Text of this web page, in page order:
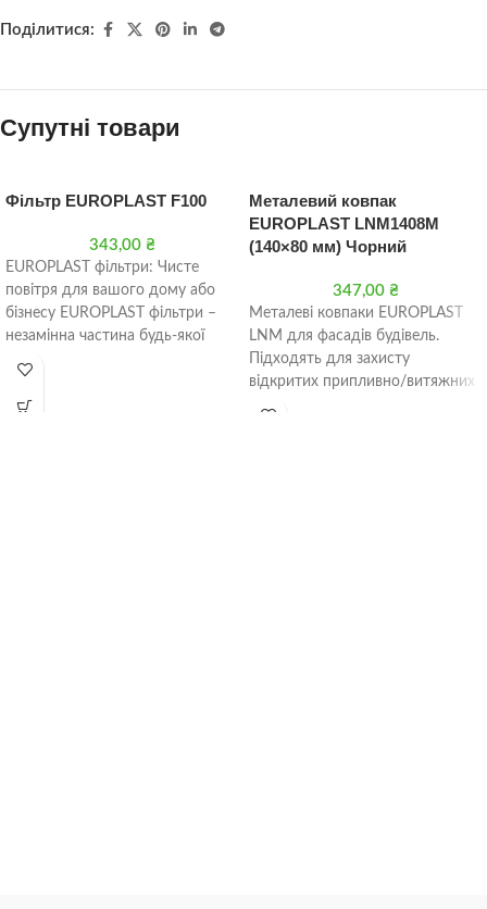
Поділитися:
Супутні товари
Фільтр EUROPLAST F100
343,00 ₴
EUROPLAST фільтри: Чисте
повітря для вашого дому або
бізнесу EUROPLAST фільтри –
незамінна частина будь-якої
Металевий ковпак
EUROPLAST LNM1408M
(140×80 мм) Чорний
347,00 ₴
Металеві ковпаки EUROPLAST
LNM для фасадів будівель.
Підходять для захисту
відкритих припливно/витяжних